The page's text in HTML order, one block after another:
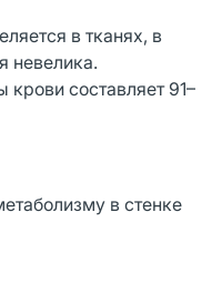
в тканях, в
невелика.
составляет 91–
в стенке